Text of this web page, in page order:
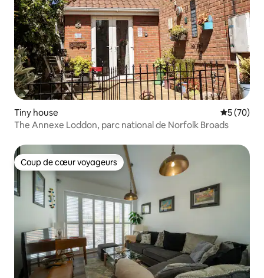
Tiny house
5 (70)
The Annexe Loddon, parc national de Norfolk Broads
Coup de cœur voyageurs
Coup de cœur voyageurs